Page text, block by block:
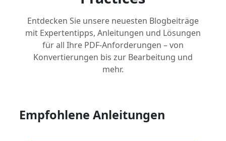
Entdecken Sie unsere neuesten Blogbeiträge
mit Expertentipps, Anleitungen und Lösungen
für all Ihre PDF-Anforderungen – von
Konvertierungen bis zur Bearbeitung und
mehr.
Empfohlene Anleitungen